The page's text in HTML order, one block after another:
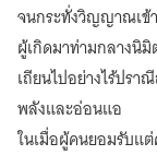
จนกระทั่งวิญญาณเข้
ผู้เกิดมาท่ามกลางนิ
เถียนไปอย่างไร้ปรา
พลังและอ่อนแอ
ในเมื่อผู้คนยอมรับแ